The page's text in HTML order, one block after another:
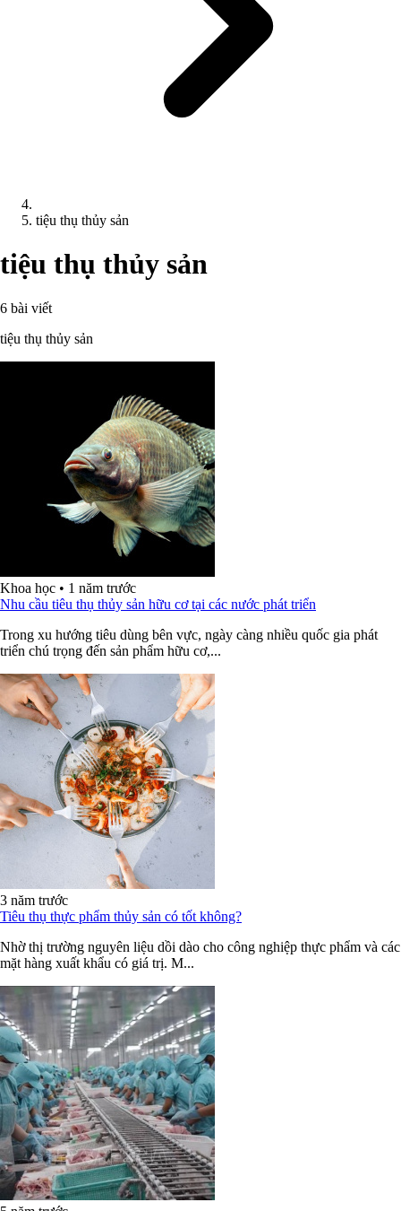
tiệu thụ thủy sản
tiệu thụ thủy sản
6 bài viết
tiệu thụ thủy sản
Khoa học • 1 năm trước
Nhu cầu tiêu thụ thủy sản hữu cơ tại các nước phát triển
Trong xu hướng tiêu dùng bên vực, ngày càng nhiều quốc gia phát
triển chú trọng đến sản phẩm hữu cơ,...
3 năm trước
Tiêu thụ thực phẩm thủy sản có tốt không?
Nhờ thị trường nguyên liệu dồi dào cho công nghiệp thực phẩm và các
mặt hàng xuất khẩu có giá trị. M...